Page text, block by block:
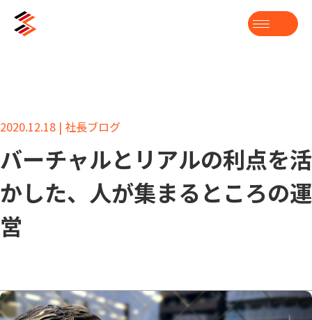
2020.12.18 | 社長ブログ
バーチャルとリアルの利点を活
かした、人が集まるところの運
営